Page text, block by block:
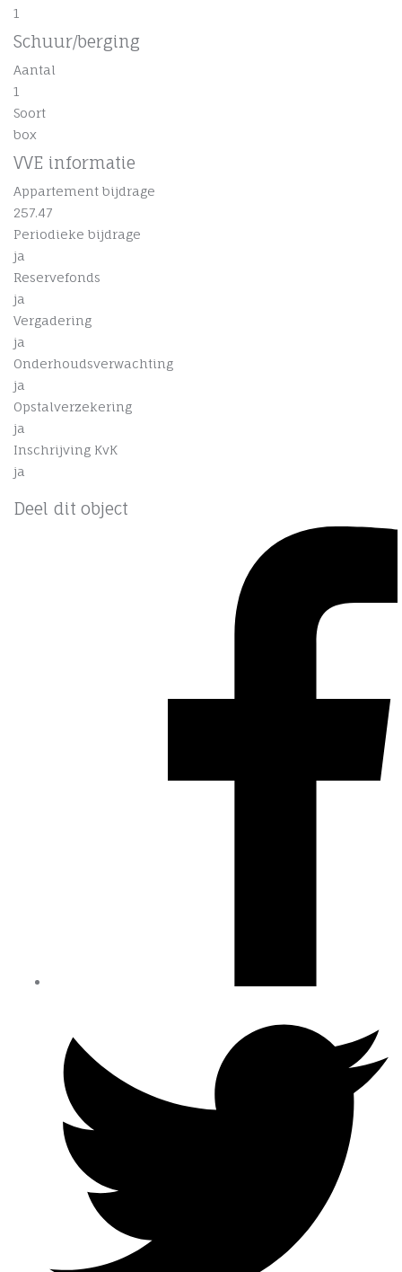
1
Schuur/berging
Aantal
1
Soort
box
VVE informatie
Appartement bijdrage
257.47
Periodieke bijdrage
ja
Reservefonds
ja
Vergadering
ja
Onderhoudsverwachting
ja
Opstalverzekering
ja
Inschrijving KvK
ja
Deel dit object